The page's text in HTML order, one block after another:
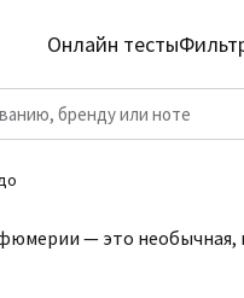
Онлайн тесты
— это необычная,